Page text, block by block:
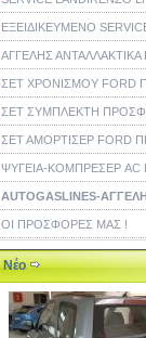
ΕΞΕΙΔΙΚΕΥΜΕΝΟ
ΑΓΓΕΛΗΣ ΑΝΤΑΛΛΑΚΤΙΚΑ
ΣΕΤ ΧΡΟΝΙΣΜΟΥ FORD
ΣΕΤ ΣΥΜΠΛΕΚΤΗ
ΣΕΤ ΑΜΟΡΤΙΣΕΡ FORD
ΨΥΓΕΙΑ-ΚΟΜΠΡΕΣΕΡ
AUTOGASLINES-
ΟΙ ΠΡΟΣΦΟΡΕΣ ΜΑΣ !
Νέο